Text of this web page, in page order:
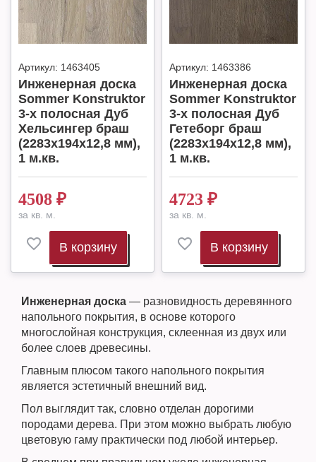
Артикул: 1463405
Инженерная доска
Sommer Konstruktor
3-х полосная Дуб
Хельсингер браш
(2283x194x12,8 мм),
1 м.кв.
4508 ₽
за кв. м.
В корзину
Артикул: 1463386
Инженерная доска
Sommer Konstruktor
3-х полосная Дуб
Гетеборг браш
(2283x194x12,8 мм),
1 м.кв.
4723 ₽
за кв. м.
В корзину
Инженерная доска — разновидность деревянного
напольного покрытия, в основе которого
многослойная конструкция, склеенная из двух или
более слоев древесины.
Главным плюсом такого напольного покрытия
является эстетичный внешний вид.
Пол выглядит так, словно отделан дорогими
породами дерева. При этом можно выбрать любую
цветовую гаму практически под любой интерьер.